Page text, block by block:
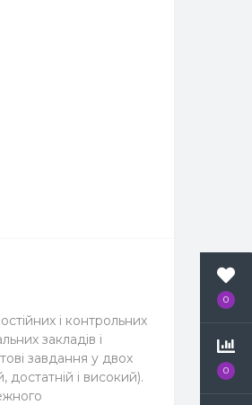
0
0
і контрольних
закладів і
завдання у двох
і високий).